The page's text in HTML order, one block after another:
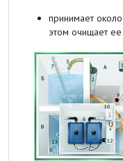
принимает
этом очищает